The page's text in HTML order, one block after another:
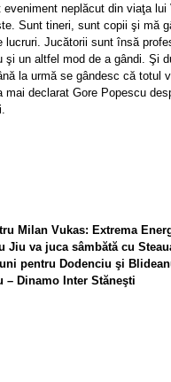
neplăcut din viaţa lui
Sunt tineri, sunt copii şi mă
lucruri. Jucătorii sunt însă
un altfel mod de a gândi. Şi
la urmă se gândesc că totul
mai declarat Gore Popescu
Milan Vukas: Extrema
Jiu va juca sâmbătă cu
pentru Dodenciu şi
– Dinamo Inter Stăneşti